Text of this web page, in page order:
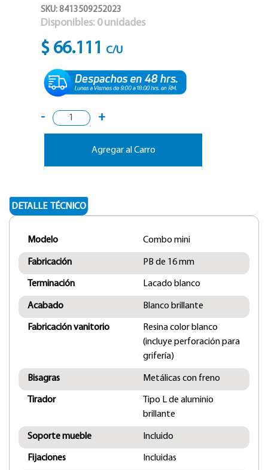
SKU: 8413509252023
Disponibles: 0unidades
$ 66.111 C/U
- +
Agregar al Carro
DETALLE TÉCNICO
Modelo Combo mini
Fabricación PB de 16 mm
Terminación Lacado blanco
Acabado Blanco brillante
Fabricación vanitorio
Resina color blanco
(incluye perforación para
grifería)
Bisagras Metálicas con freno
Tirador
Tipo L de aluminio
brillante
Soporte mueble Incluido
Fijaciones Incluidas